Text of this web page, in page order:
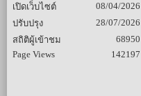
เปิดเว็บไซต์
08/04/2026
ปรับปรุง
28/07/2026
สถิติผู้เข้าชม
68950
Page Views
142197